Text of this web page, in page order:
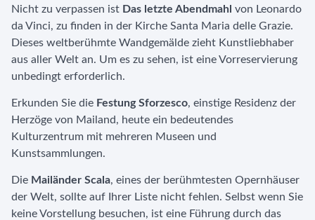
Nicht zu verpassen ist Das letzte Abendmahl von Leonardo
da Vinci, zu finden in der Kirche Santa Maria delle Grazie.
Dieses weltberühmte Wandgemälde zieht Kunstliebhaber
aus aller Welt an. Um es zu sehen, ist eine Vorreservierung
unbedingt erforderlich.
Erkunden Sie die Festung Sforzesco, einstige Residenz der
Herzöge von Mailand, heute ein bedeutendes
Kulturzentrum mit mehreren Museen und
Kunstsammlungen.
Die Mailänder Scala, eines der berühmtesten Opernhäuser
der Welt, sollte auf Ihrer Liste nicht fehlen. Selbst wenn Sie
keine Vorstellung besuchen, ist eine Führung durch das